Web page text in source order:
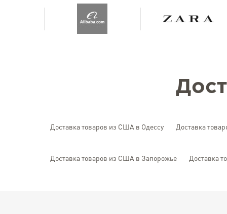
Доставка товаров из США в Одессу Доставка
Доставка товаров из США в Запорожье Доставка